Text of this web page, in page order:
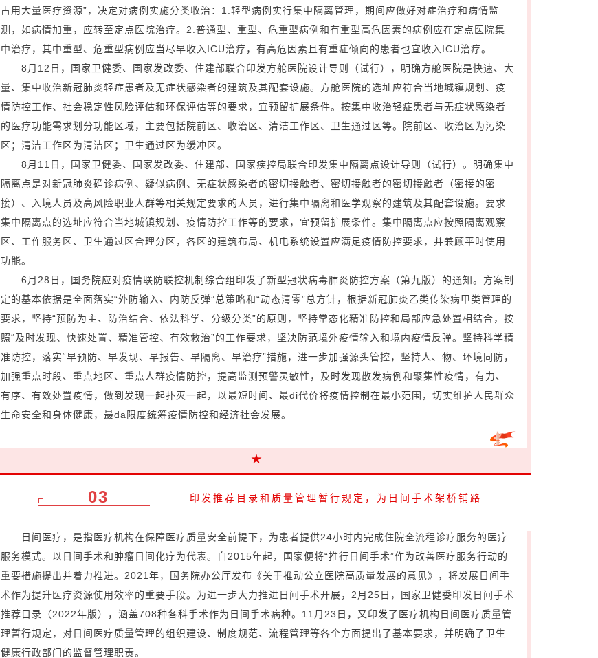
占用大量医疗资源”，决定对病例实施分类收治：1.轻型病例实行集中隔离管理，期间应做好对症治疗和病情监
测，如病情加重，应转至定点医院治疗。2.普通型、重型、危重型病例和有重型高危因素的病例应在定点医院集
中治疗，其中重型、危重型病例应当尽早收入ICU治疗，有高危因素且有重症倾向的患者也宜收入ICU治疗。
8月12日，国家卫健委、国家发改委、住建部联合印发方舱医院设计导则（试行），明确方舱医院是快速、大
量、集中收治新冠肺炎轻症患者及无症状感染者的建筑及其配套设施。方舱医院的选址应符合当地城镇规划、疫
情防控工作、社会稳定性风险评估和环保评估等的要求，宜预留扩展条件。按集中收治轻症患者与无症状感染者
的医疗功能需求划分功能区域，主要包括院前区、收治区、清洁工作区、卫生通过区等。院前区、收治区为污染
区；清洁工作区为清洁区；卫生通过区为缓冲区。
8月11日，国家卫健委、国家发改委、住建部、国家疾控局联合印发集中隔离点设计导则（试行）。明确集中
隔离点是对新冠肺炎确诊病例、疑似病例、无症状感染者的密切接触者、密切接触者的密切接触者（密接的密
接）、入境人员及高风险职业人群等相关规定要求的人员，进行集中隔离和医学观察的建筑及其配套设施。要求
集中隔离点的选址应符合当地城镇规划、疫情防控工作等的要求，宜预留扩展条件。集中隔离点应按照隔离观察
区、工作服务区、卫生通过区合理分区，各区的建筑布局、机电系统设置应满足疫情防控要求，并兼顾平时使用
功能。
6月28日，国务院应对疫情联防联控机制综合组印发了新型冠状病毒肺炎防控方案（第九版）的通知。方案制
定的基本依据是全面落实“外防输入、内防反弹”总策略和“动态清零”总方针，根据新冠肺炎乙类传染病甲类管理的
要求，坚持“预防为主、防治结合、依法科学、分级分类”的原则，坚持常态化精准防控和局部应急处置相结合，按
照“及时发现、快速处置、精准管控、有效救治”的工作要求，坚决防范境外疫情输入和境内疫情反弹。坚持科学精
准防控，落实“早预防、早发现、早报告、早隔离、早治疗”措施，进一步加强源头管控，坚持人、物、环境同防，
加强重点时段、重点地区、重点人群疫情防控，提高监测预警灵敏性，及时发现散发病例和聚集性疫情，有力、
有序、有效处置疫情，做到发现一起扑灭一起，以最短时间、最di代价将疫情控制在最小范围，切实维护人民群众
生命安全和身体健康，最da限度统筹疫情防控和经济社会发展。
★
03 印发推荐目录和质量管理暂行规定，为日间手术架桥铺路
日间医疗，是指医疗机构在保障医疗质量安全前提下，为患者提供24小时内完成住院全流程诊疗服务的医疗
服务模式。以日间手术和肿瘤日间化疗为代表。自2015年起，国家便将“推行日间手术”作为改善医疗服务行动的
重要措施提出并着力推进。2021年，国务院办公厅发布《关于推动公立医院高质量发展的意见》，将发展日间手
术作为提升医疗资源使用效率的重要手段。为进一步大力推进日间手术开展，2月25日，国家卫健委印发日间手术
推荐目录（2022年版），涵盖708种各科手术作为日间手术病种。11月23日，又印发了医疗机构日间医疗质量管
理暂行规定，对日间医疗质量管理的组织建设、制度规范、流程管理等各个方面提出了基本要求，并明确了卫生
健康行政部门的监督管理职责。